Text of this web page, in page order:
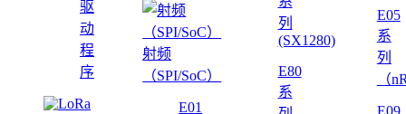
驱
动
程
序
射频
（SPI/SoC）
E01
列
(SX1280)
E80
系
E05
系
列
（
E09